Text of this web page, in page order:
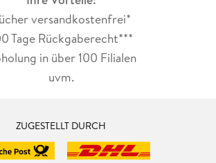
versandkostenfrei*
Tage Rückgaberecht***
in über 100 Filialen
uvm.
ZUGESTELLT DURCH